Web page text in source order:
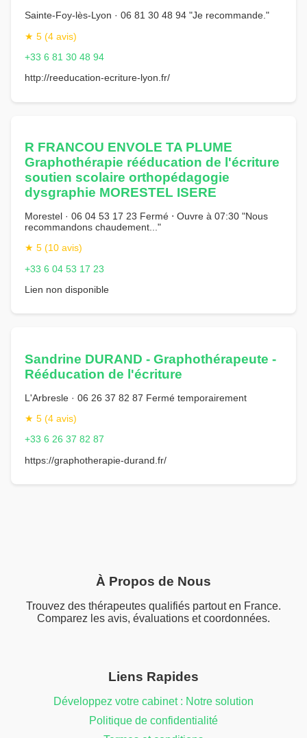
Sainte-Foy-lès-Lyon · 06 81 30 48 94 "Je recommande."
★ 5 (4 avis)
+33 6 81 30 48 94
http://reeducation-ecriture-lyon.fr/
R FRANCOU ENVOLE TA PLUME
Graphothérapie rééducation de l'écriture
soutien scolaire orthopédagogie
dysgraphie MORESTEL ISERE
Morestel · 06 04 53 17 23 Fermé ⋅ Ouvre à 07:30 "Nous
recommandons chaudement..."
★ 5 (10 avis)
+33 6 04 53 17 23
Lien non disponible
Sandrine DURAND - Graphothérapeute -
Rééducation de l'écriture
L'Arbresle · 06 26 37 82 87 Fermé temporairement
★ 5 (4 avis)
+33 6 26 37 82 87
https://graphotherapie-durand.fr/
À Propos de Nous
Trouvez des thérapeutes qualifiés partout en France.
Comparez les avis, évaluations et coordonnées.
Liens Rapides
Développez votre cabinet : Notre solution
Politique de confidentialité